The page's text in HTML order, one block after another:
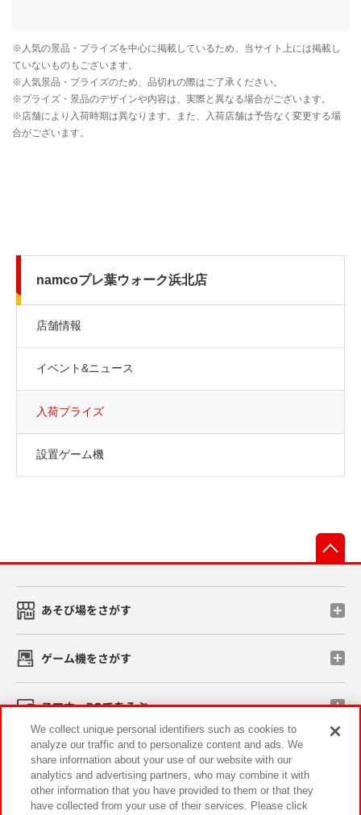
namcoプレ葉ウォーク浜北店
店舗情報
イベント&ニュース
入荷プライズ
設置ゲーム機
あそび場をさがす
ゲーム機をさがす
スマホ・PCであそぶ
イベント・キャンペーン
We collect unique personal identifiers such as cookies to
analyze our traffic and to personalize content and ads. We
share information about your use of our website with our
analytics and advertising partners, who may combine it with
other information that you have provided to them or that they
have collected from your use of their services. Please click